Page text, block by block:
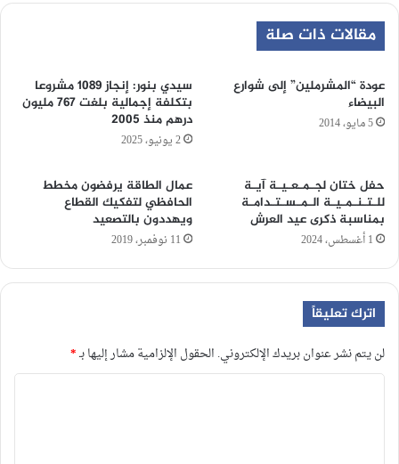
مقالات ذات صلة
عودة “المشرملين” إلى شوارع
البيضاء
5 مايو، 2014
سيدي بنور: إنجاز 1089 مشروعا
بتكلفة إجمالية بلغت 767 مليون
درهم منذ 2005
2 يونيو، 2025
حفل ختان لجـمـعـيـة آيـة
للـتـنـمـيـة الـمـسـتـدامـة
بمناسبة ذكرى عيد العرش
1 أغسطس، 2024
عمال الطاقة يرفضون مخطط
الحافظي لتفكيك القطاع
ويهددون بالتصعيد
11 نوفمبر، 2019
اترك تعليقاً
لن يتم نشر عنوان بريدك الإلكتروني. الحقول الإلزامية مشار إليها بـ*